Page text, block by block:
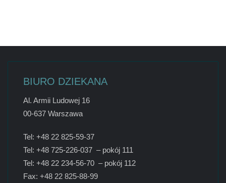
BIURO DZIEKANA
Al. Armii Ludowej 16
00-637 Warszawa
Tel: +48 22 825-59-37
Tel: +48 725-226-037 – pokój 111
Tel: +48 22 234-56-70 – pokój 112
Fax: +48 22 825-88-99